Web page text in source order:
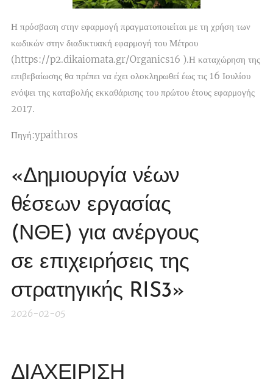
Η πρόσβαση στην εφαρμογή πραγματοποιείται με τη χρήση των
κωδικών στην διαδικτυακή εφαρμογή του Μέτρου
(https://p2.dikaiomata.gr/Organics16 ).Η καταχώρηση της
επιβεβαίωσης θα πρέπει να έχει ολοκληρωθεί έως τις 16 Ιουλίου
ενόψει της καταβολής εκκαθάρισης του πρώτου έτους εφαρμογής
2017.
Πηγή:ypaithros
«Δημιουργία νέων
θέσεων εργασίας
(ΝΘΕ) για ανέργους
σε επιχειρήσεις της
στρατηγικής RIS3»
2026-02-05
ΔΙΑΧΕΙΡΙΣΗ